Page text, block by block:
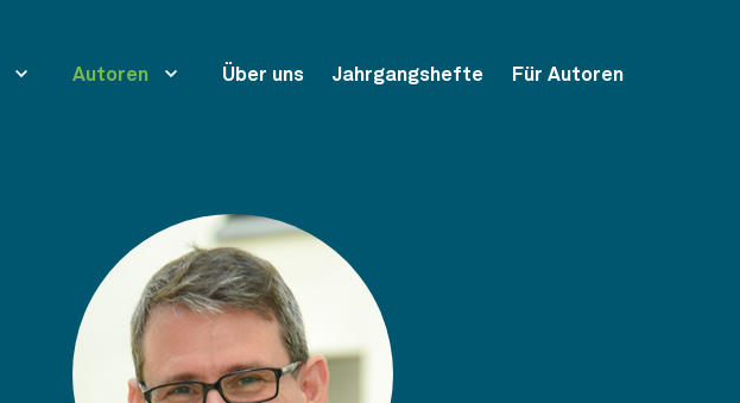
Autoren Über uns Jahrgangshefte Für Autoren